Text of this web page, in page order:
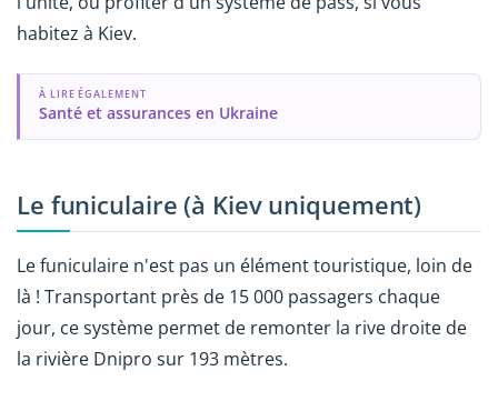
habitez à Kiev.
À LIRE ÉGALEMENT
Santé et assurances en Ukraine
Le funiculaire (à Kiev uniquement)
Le funiculaire n'est pas un élément touristique, loin de
là ! Transportant près de 15 000 passagers chaque
jour, ce système permet de remonter la rive droite de
la rivière Dnipro sur 193 mètres.